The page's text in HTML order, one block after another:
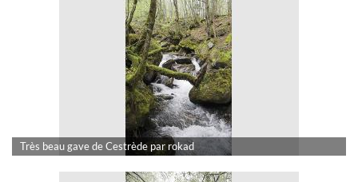
Très beau gave de Cestrède par rokad